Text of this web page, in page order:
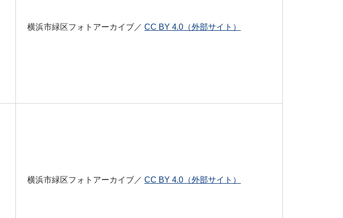
横浜市緑区フォトアーカイブ／ CC BY 4.0（外部サイト）
横浜市緑区フォトアーカイブ／ CC BY 4.0（外部サイト）